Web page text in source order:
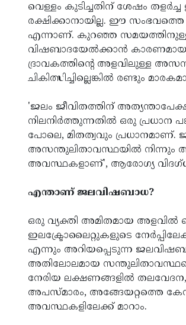
വെള്ളം കുടിച്ചതിന് ശേഷം
രക്ഷിക്കാനായില്ല. ഈ
എന്നാണ്. കുറഞ്ഞ
വിഷബാദയേൽക്കാൻ
ദ്രാവകത്തിന്റെ അളവിലുള്ള
ചികിത്സിച്ചില്ലെങ്കിൽ രണ്ടും
'ജലം ജീവിതത്തിന്
നിലനിർത്തുന്നതിൽ ഒരു പ്രധാന
പോലെ, മിതത്വവും പ്രധാനമാണ്.
അസന്തുലിതാവസ്ഥയിൽ നിന്നും
അവസ്ഥകളാണ്', ആരോഗ്യ
എന്താണ് ജലവിഷബാധ?
ഒരു വ്യക്തി അമിതമായ അളവിൽ
ഇലക്ട്രോലൈറ്റുകളുടെ
എന്നും അറിയപ്പെടുന്ന
അതിലോലമായ
നേരിയ ലക്ഷണങ്ങളിൽ
അപസ്മാരം, അങ്ങേയറ്റത്തെ
അവസ്ഥകളിലേക്ക് മാറാം.